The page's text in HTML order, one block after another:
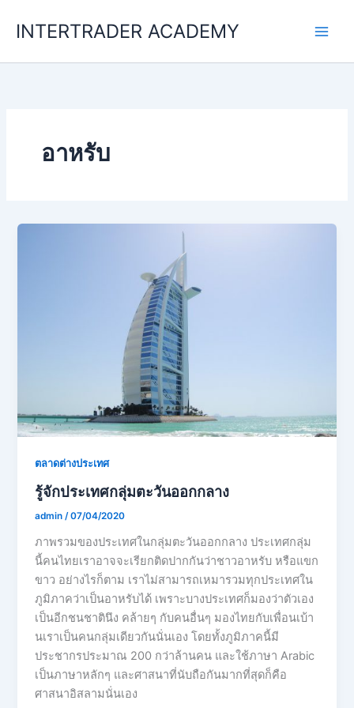
INTERTRADER ACADEMY
อาหรับ
ตลาดต่างประเทศ
รู้จักประเทศกลุ่มตะวันออกกลาง
admin/07/04/2020
ภาพรวมของประเทศในกลุ่มตะวันออกกลาง ประเทศกลุ่ม
นี้คนไทยเราอาจจะเรียกติดปากกันว่าชาวอาหรับ หรือแขก
ขาว อย่างไรก็ตาม เราไม่สามารถเหมารวมทุกประเทศใน
ภูมิภาคว่าเป็นอาหรับได้ เพราะบางประเทศก็มองว่าตัวเอง
เป็นอีกชนชาตินึง คล้ายๆ กับคนอื่นๆ มองไทยกับเพื่อนเบ้า
นเราเป็นคนกลุ่มเดียวกันนั่นเอง โดยทั้งภูมิภาคนี้มี
ประชากรประมาณ 200 กว่าล้านคน และใช้ภาษา Arabic
เป็นภาษาหลักๆ และศาสนาที่นับถือกันมากที่สุดก็คือ
ศาสนาอิสลามนั่นเอง